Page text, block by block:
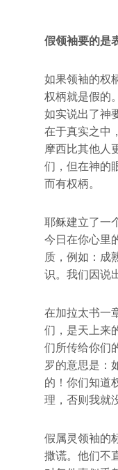
假领袖要的是
如果领袖的权
权柄就是假的
如实说出了神
在于真实之中
摩西比其他人
们，但在神的
而有权柄。
耶稣建立了一
今日在你心里
质，例如：成
识。我们因说
在加拉太书一
们，是天上来
们所传给你们
罗的意思是：
的！你们知道
理，否则我就
假属灵领袖的
撒谎。他们不